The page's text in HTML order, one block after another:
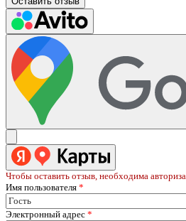
Чтобы оставить отзыв, необходима
Имя пользователя *
Электронный адрес *